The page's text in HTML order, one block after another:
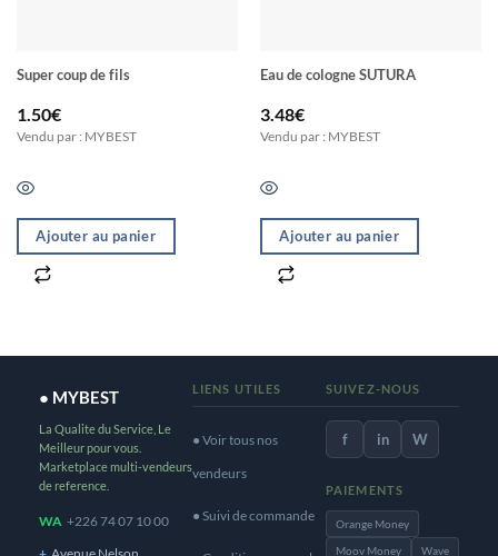
Super coup de fils
1.50€
Vendu par : MYBEST
Ajouter au panier
Eau de cologne SUTURA
3.48€
Vendu par : MYBEST
Ajouter au panier
● MYBEST
La Qualite du Service, Le
Meilleur pour vous.
Marketplace multi-vendeurs
de reference.
WA +226 74 07 10 00
LIENS UTILES
● Voir tous nos
vendeurs
● Suivi de commande
SUIVEZ-NOUS
f in W
PAIEMENTS
Orange Money
Moov Money
Wave